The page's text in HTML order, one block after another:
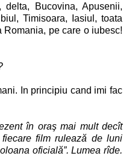
Bucovina, Apusenii,
Timisoara, Iasiul, toata
Romania, pe care o iubesc!
In principiu cand imi fac
în oraş mai mult decît
film rulează de luni
oficială”. Lumea rîde.